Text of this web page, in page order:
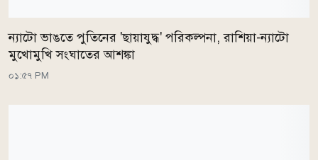
ন্যাটো ভাঙতে পুতিনের 'ছায়াযুদ্ধ' পরিকল্পনা, রাশিয়া-ন্যাটো
মুখোমুখি সংঘাতের আশঙ্কা
০১:৫৭ PM